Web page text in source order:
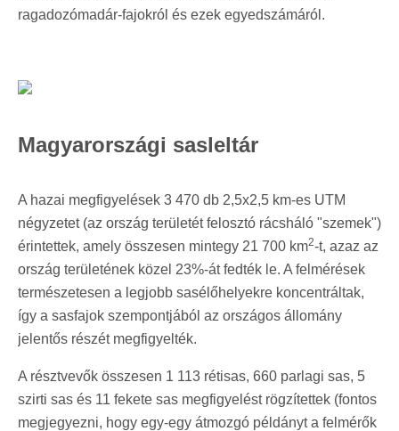
ragadozómadár-fajokról és ezek egyedszámáról.
Magyarországi sasleltár
A hazai megfigyelések 3 470 db 2,5x2,5 km-es UTM
négyzetet (az ország területét felosztó rácsháló "szemek")
érintettek, amely összesen mintegy 21 700 km2-t, azaz az
ország területének közel 23%-át fedték le. A felmérések
természetesen a legjobb sasélőhelyekre koncentráltak,
így a sasfajok szempontjából az országos állomány
jelentős részét megfigyelték.
A résztvevők összesen 1 113 rétisas, 660 parlagi sas, 5
szirti sas és 11 fekete sas megfigyelést rögzítettek (fontos
megjegyezni, hogy egy-egy átmozgó példányt a felmérők